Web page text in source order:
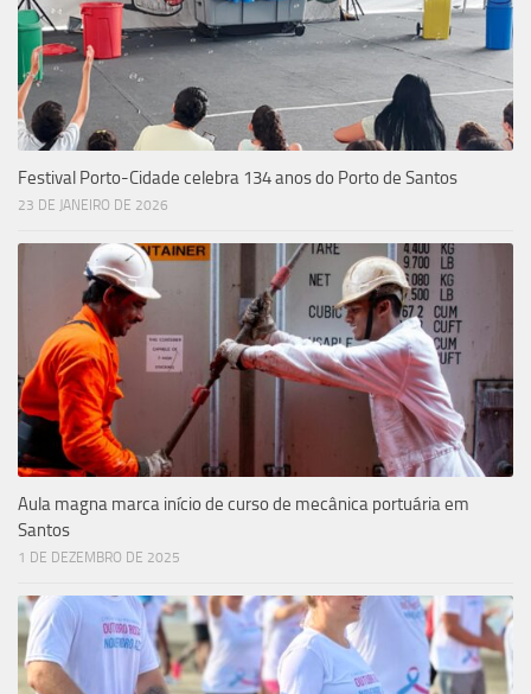
Festival Porto-Cidade celebra 134 anos do Porto de Santos
23 DE JANEIRO DE 2026
Aula magna marca início de curso de mecânica portuária em
Santos
1 DE DEZEMBRO DE 2025